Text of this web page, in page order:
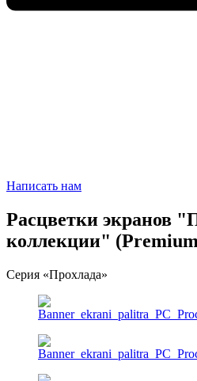
Написать нам
Расцветки экранов
коллекции"
Серия «Прохлада»